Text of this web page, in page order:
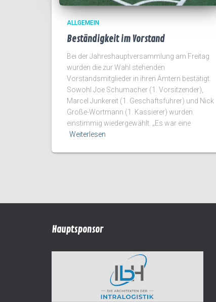
ALLGEMEIN
Beständigkeit im Vorstand
Bei der Jahreshauptversammlung am Freitag
wurden die zur Wahl stehenden
Vorstandsmitglieder in ihren Ämtern bestätigt.
Sowohl Joe Schumacher (1. Vorsitzender),
Marcel Junkereit (1. Geschäftsführer) und Nick
Große-Wortmann (1. Kassierer) wurden
einstimmig wiedergewählt. „Es war eine
Weiterlesen
Hauptsponsor